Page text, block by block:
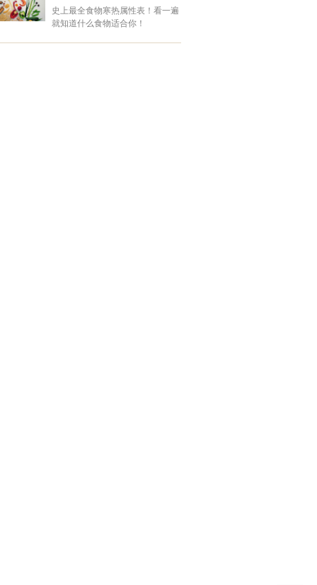
史上最全食物寒热属性表！看一遍
就知道什么食物适合你！